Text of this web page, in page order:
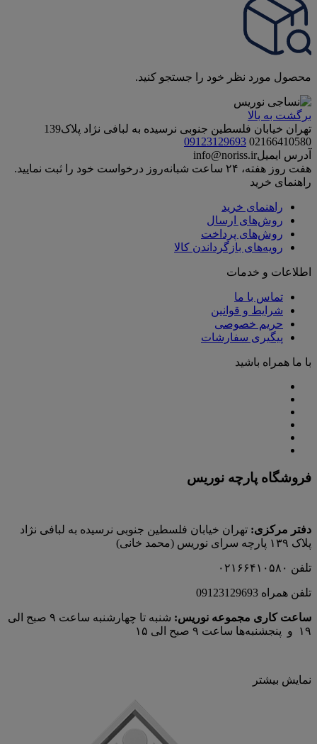
محصول مورد نظر خود را جستجو کنید.
برگشت به بالا
تهران خیابان فلسطین جنوبی نرسیده به لبافی نژاد پلاک139
02166410580
09123129693
آدرس ایمیلinfo@noriss.ir
هفت روز هفته، ۲۴ ساعت شبانه‌روز درخواست خود را ثبت نمایید.
راهنمای خرید
راهنمای خرید
روش‌های ارسال
روش‌های پرداخت
رویه‌های بازگرداندن کالا
اطلاعات و خدمات
تماس با ما
شرایط و قوانین
حریم خصوصی
پیگیری سفارشات
با ما همراه باشید
فروشگاه پارچه نوریس
دفتر مرکزی: تهران خیابان فلسطین جنوبی نرسیده به لبافی نژاد
پلاک ۱۳۹ پارچه‌ سرای نوريس (محمد خانی)
تلفن ۰۲۱۶۶۴۱۰۵۸۰
تلفن همراه 09123129693
ساعت کاری مجموعه نوریس:
شنبه تا چهارشنبه ساعت ۹ صبح الی
۱۹ و پنجشنبه‌ها ساعت ۹ صبح الی ۱۵
نمایش بیشتر